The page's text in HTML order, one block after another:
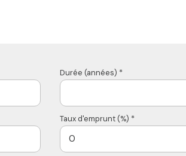
Durée (années) *
Taux d'emprunt (%) *